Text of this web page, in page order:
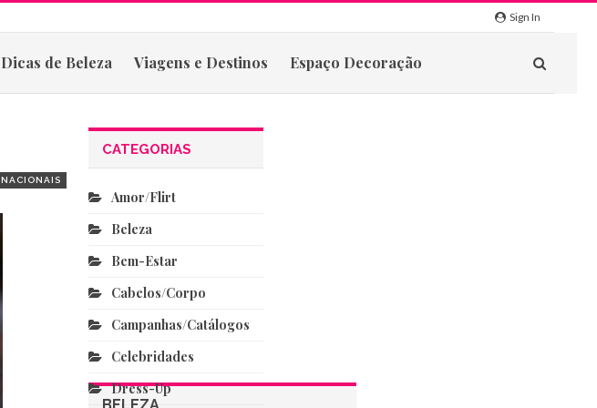
Sign In
Dicas de Beleza Viagens e Destinos Espaço Decoração
NACIONAIS
CATEGORIAS
Amor/flirt
Beleza
Bem-Estar
Cabelos/corpo
Campanhas/catálogos
Celebridades
Dress-Up